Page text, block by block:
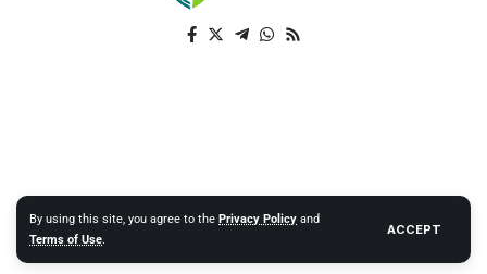
By using this site, you agree to the Privacy Policy and
Terms of Use.
ACCEPT